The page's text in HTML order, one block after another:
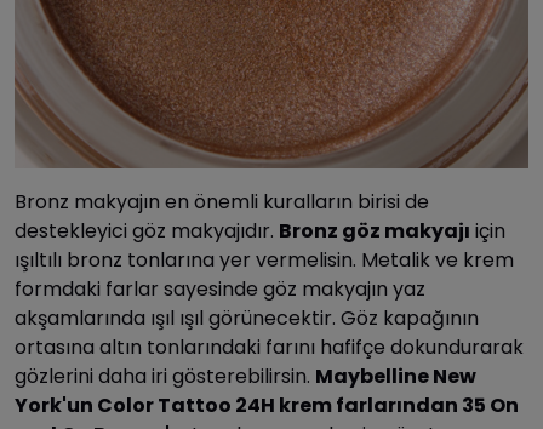
Bronz makyajın en önemli kuralların birisi de
destekleyici göz makyajıdır. Bronz göz makyajı için
ışıltılı bronz tonlarına yer vermelisin. Metalik ve krem
formdaki farlar sayesinde göz makyajın yaz
akşamlarında ışıl ışıl görünecektir. Göz kapağının
ortasına altın tonlarındaki farını hafifçe dokundurarak
gözlerini daha iri gösterebilirsin. Maybelline New
York'un Color Tattoo 24H krem farlarından 35 On